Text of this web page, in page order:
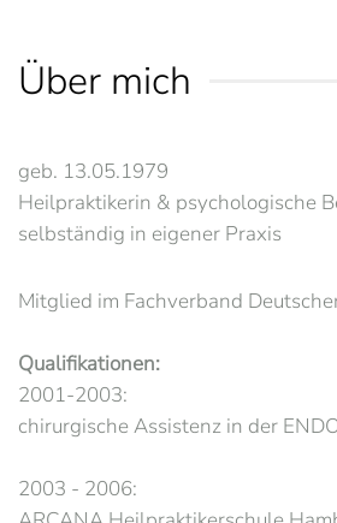
Über mich
geb. 13.05.1979
Heilpraktikerin & psychologische
selbständig in eigener Praxis
Mitglied im Fachverband
Qualifikationen:
2001-2003:
chirurgische Assistenz in der
2003 - 2006: